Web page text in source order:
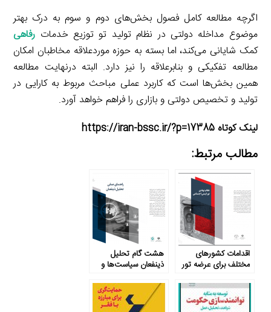
اگرچه مطالعه کامل فصول بخش‌های دوم و سوم به درک بهتر
موضوع مداخله دولتی در نظام تولید تو توزیع خدمات رفاهی
کمک شایانی می‌کند، اما بسته به حوزه موردعلاقه مخاطبان امکان
مطالعه تفکیکی و بنابرعلاقه را نیز دارد. البته درنهایت مطالعه
همین بخش‌ها است که کاربرد عملی مباحث مربوط به کارایی در
تولید و تخصیص دولتی و بازاری را فراهم خواهد آورد.
لینک کوتاه https://iran-bssc.ir/?p=17385
مطالب مرتبط:
اقدامات کشورهای
مختلف برای عرضه تور
هشت گام تحلیل
ذینفعان سیاست‌ها و